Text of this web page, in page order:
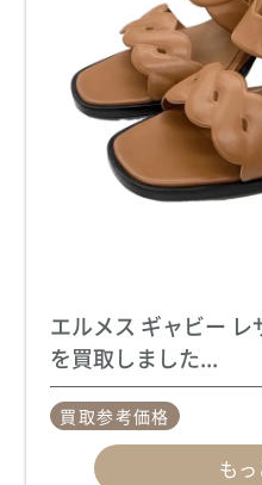
エルメス ギャビー
を買取しました...
買取参考価格
も